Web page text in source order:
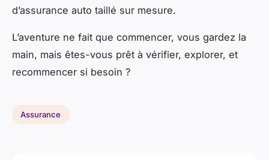
d’assurance auto taillé sur mesure.
L’aventure ne fait que commencer, vous gardez la
main, mais êtes-vous prêt à vérifier, explorer, et
recommencer si besoin ?
Assurance